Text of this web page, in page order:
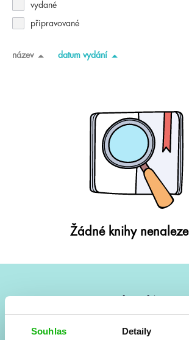
Souhlas Detaily
vydané
připravované
název datum vydání
Žádné knihy
Vše kolem #youngadult každý měsíc